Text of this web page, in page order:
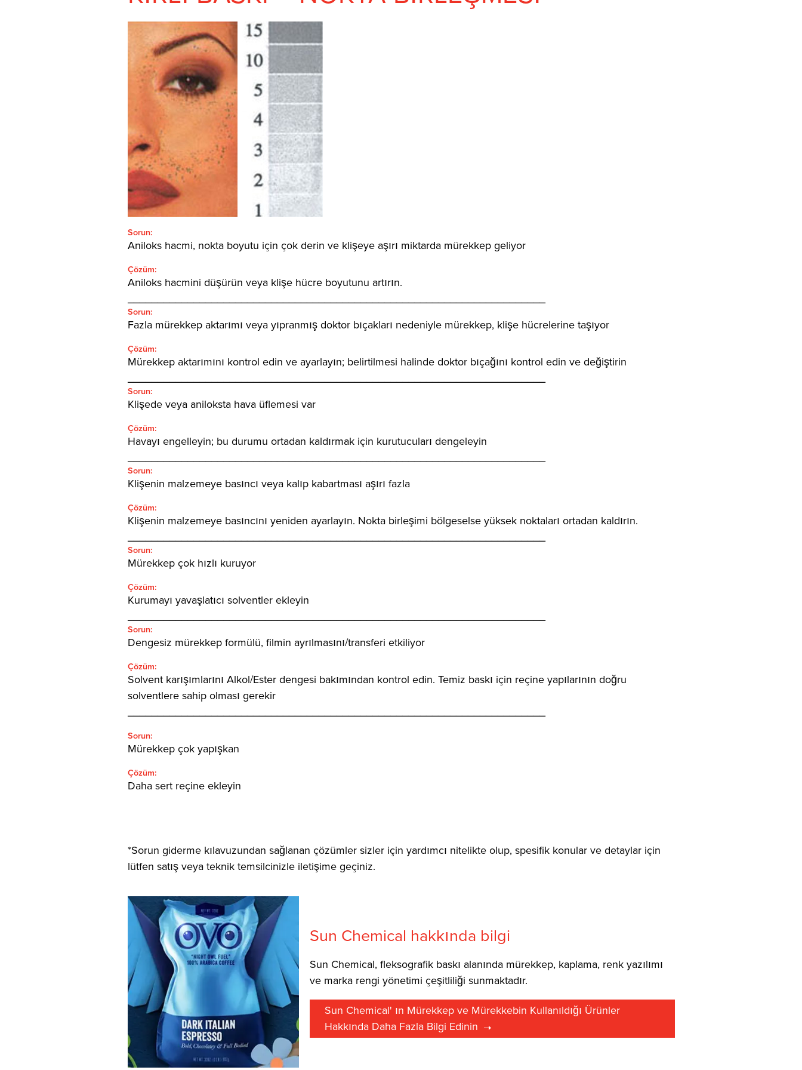
Türkçe
ARAMA:'
Sorun:
Aniloks hacmi, nokta boyutu için çok derin ve klişeye aşırı miktarda mürekkep geliyor
Çözüm:
Aniloks hacmini düşürün veya klişe hücre boyutunu artırın.
Sorun:
Fazla mürekkep aktarımı veya yıpranmış doktor bıçakları nedeniyle mürekkep, klişe hücrelerine taşıyor
Çözüm:
Mürekkep aktarımını kontrol edin ve ayarlayın; belirtilmesi halinde doktor bıçağını kontrol edin ve değiştirin
Sorun:
Klişede veya aniloksta hava üflemesi var
Çözüm:
Havayı engelleyin; bu durumu ortadan kaldırmak için kurutucuları dengeleyin
Sorun:
Klişenin malzemeye basıncı veya kalıp kabartması aşırı fazla
Çözüm:
Klişenin malzemeye basıncını yeniden ayarlayın. Nokta birleşimi bölgeselse yüksek noktaları ortadan kaldırın.
Sorun:
Mürekkep çok hızlı kuruyor
Çözüm:
Kurumayı yavaşlatıcı solventler ekleyin
Sorun:
Dengesiz mürekkep formülü, filmin ayrılmasını/transferi etkiliyor
Çözüm:
Solvent karışımlarını Alkol/Ester dengesi bakımından kontrol edin. Temiz baskı için reçine yapılarının doğru
solventlere sahip olması gerekir
Sorun:
Mürekkep çok yapışkan
Çözüm:
Daha sert reçine ekleyin
*Sorun giderme kılavuzundan sağlanan çözümler sizler için yardımcı nitelikte olup, spesifik konular ve detaylar için
lütfen satış veya teknik temsilcinizle iletişime geçiniz.
Sun Chemical hakkında bilgi
Sun Chemical, fleksografik baskı alanında mürekkep, kaplama, renk yazılımı
ve marka rengi yönetimi çeşitliliği sunmaktadır.
Sun Chemical' ın Mürekkep ve Mürekkebin Kullanıldığı Ürünler
Hakkında Daha Fazla Bilgi Edinin